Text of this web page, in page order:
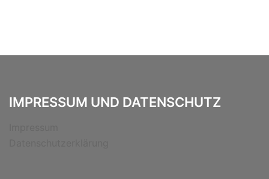
IMPRESSUM UND DATENSCHUTZ